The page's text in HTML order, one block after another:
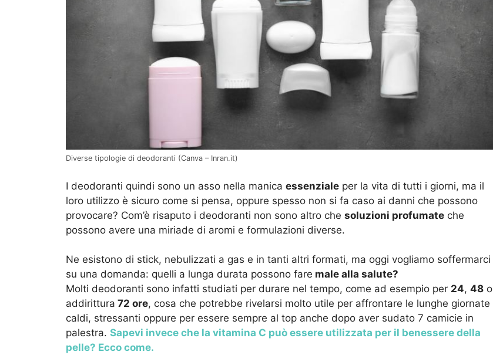
Diverse tipologie di deodoranti (Canva – Inran.it)
I deodoranti quindi sono un asso nella manica essenziale per la vita di tutti i giorni, ma il
loro utilizzo è sicuro come si pensa, oppure spesso non si fa caso ai danni che possono
provocare? Com’è risaputo i deodoranti non sono altro che soluzioni profumate che
possono avere una miriade di aromi e formulazioni diverse.
Ne esistono di stick, nebulizzati a gas e in tanti altri formati, ma oggi vogliamo soffermarci
su una domanda: quelli a lunga durata possono fare male alla salute?
Molti deodoranti sono infatti studiati per durare nel tempo, come ad esempio per 24, 48 o
addirittura 72 ore, cosa che potrebbe rivelarsi molto utile per affrontare le lunghe giornate
caldi, stressanti oppure per essere sempre al top anche dopo aver sudato 7 camicie in
palestra. Sapevi invece che la vitamina C può essere utilizzata per il benessere della
pelle? Ecco come.